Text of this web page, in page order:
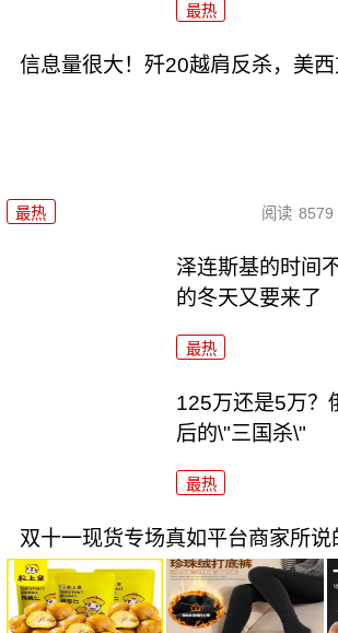
最热
信息量很大！歼20越肩反杀，美
最热 阅读 8579
泽连斯基的时间
的冬天又要来了
最热
125万还是5万？
后的\"三国杀\"
最热
双十一现货专场真如平台商家所说